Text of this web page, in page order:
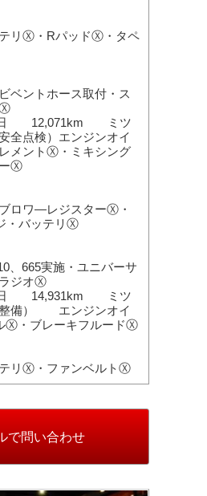
RパッドⓍ・タペ
ホース取付・ス
Ⓧ
日 12,071km ミツ
全点検）エンジンオイ
メントⓍ・ミキシング
ーⓍ
―レジスターⓍ・
・バッテリⓍ
実施・ユニバーサ
ジオⓍ
日 14,931km ミツ
整備） エンジンオイ
Ⓧ・ブレーキフルードⓍ
ファンベルトⓍ